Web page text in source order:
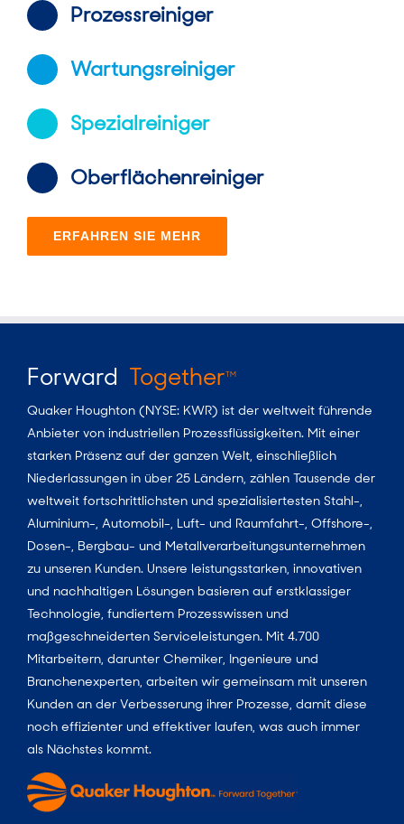
Prozessreiniger
Wartungsreiniger
Spezialreiniger
Oberflächenreiniger
ERFAHREN SIE MEHR
Forward TogetherTM
Quaker Houghton (NYSE: KWR) ist der weltweit führende
Anbieter von industriellen Prozessflüssigkeiten. Mit einer
starken Präsenz auf der ganzen Welt, einschließlich
Niederlassungen in über 25 Ländern, zählen Tausende der
weltweit fortschrittlichsten und spezialisiertesten Stahl-,
Aluminium-, Automobil-, Luft- und Raumfahrt-, Offshore-,
Dosen-, Bergbau- und Metallverarbeitungsunternehmen
zu unseren Kunden. Unsere leistungsstarken, innovativen
und nachhaltigen Lösungen basieren auf erstklassiger
Technologie, fundiertem Prozesswissen und
maßgeschneiderten Serviceleistungen. Mit 4.700
Mitarbeitern, darunter Chemiker, Ingenieure und
Branchenexperten, arbeiten wir gemeinsam mit unseren
Kunden an der Verbesserung ihrer Prozesse, damit diese
noch effizienter und effektiver laufen, was auch immer
als Nächstes kommt.